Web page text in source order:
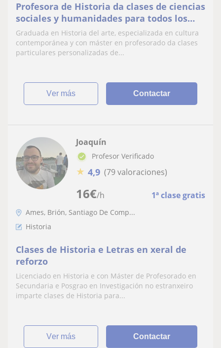
Profesora de Historia da clases de ciencias
sociales y humanidades para todos los
niveles
Graduada en Historia del arte, especializada en cultura
contemporánea y con máster en profesorado da clases
particulares personalizadas de...
ver más Contactar
16€/h 1ª clase gratis
Joaquín
Profesor Verificado
★ 4,9 (79 valoraciones)
Ames, Brión, Santiago De Comp...
Historia
Clases de Historia e Letras en xeral de
reforzo
Licenciado en Historia e con Máster de Profesorado en
Secundaria e Posgrao en Investigación no estranxeiro
imparte clases de Historia para...
ver más Contactar